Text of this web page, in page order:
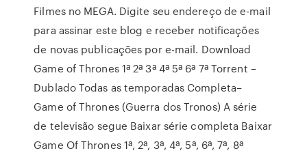
Filmes no MEGA. Digite seu endereço de e-mail
para assinar este blog e receber notificações
de novas publicações por e-mail. Download
Game of Thrones 1ª 2ª 3ª 4ª 5ª 6ª 7ª Torrent –
Dublado Todas as temporadas Completa–
Game of Thrones (Guerra dos Tronos) A série
de televisão segue Baixar série completa Baixar
Game Of Thrones 1ª, 2ª, 3ª, 4ª, 5ª, 6ª, 7ª, 8ª